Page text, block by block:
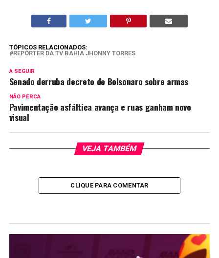
TÓPICOS RELACIONADOS:
REPÓRTER DA TV BAHIA JHONNY TORRES
A SEGUIR
Senado derruba decreto de Bolsonaro sobre armas
NÃO PERCA
Pavimentação asfáltica avança e ruas ganham novo
visual
VEJA TAMBÉM
CLIQUE PARA COMENTAR